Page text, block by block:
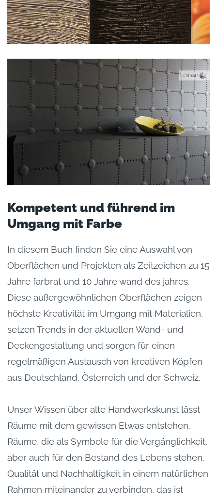
Kompetent und führend im
Umgang mit Farbe
In diesem Buch finden Sie eine Auswahl von
Oberflächen und Projekten als Zeitzeichen zu 15
Jahre farbrat und 10 Jahre wand des jahres.
Diese außergewöhnlichen Oberflächen zeigen
höchste Kreativität im Umgang mit Materialien,
setzen Trends in der aktuellen Wand- und
Deckengestaltung und sorgen für einen
regelmäßigen Austausch von kreativen Köpfen
aus Deutschland, Österreich und der Schweiz.
Unser Wissen über alte Handwerkskunst lässt
Räume mit dem gewissen Etwas entstehen.
Räume, die als Symbole für die Vergänglichkeit,
aber auch für den Bestand des Lebens stehen.
Qualität und Nachhaltigkeit in einem natürlichen
Rahmen miteinander zu verbinden, das ist